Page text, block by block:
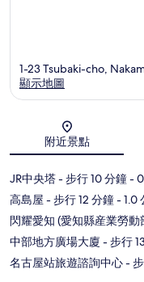
1-23 Tsubaki-cho,
顯示地圖
附近景點
JR中央塔- 步行 10 分鐘-
高島屋 - 步行 12 分鐘- 1.0
閃耀愛知 (愛知縣産業勞動
中部地方廣場大廈 - 步行
名古屋站旅遊諮詢中心-